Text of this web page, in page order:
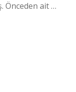
Önceden ait …